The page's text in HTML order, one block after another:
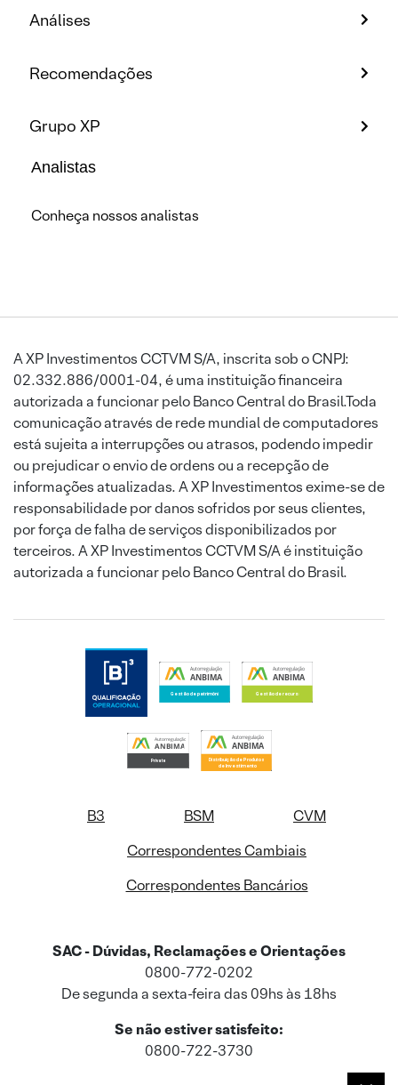
Análises
Recomendações
Grupo XP
Analistas
Conheça nossos analistas
A XP Investimentos CCTVM S/A, inscrita sob o CNPJ:
02.332.886/0001-04, é uma instituição financeira
autorizada a funcionar pelo Banco Central do Brasil.Toda
comunicação através de rede mundial de computadores
está sujeita a interrupções ou atrasos, podendo impedir
ou prejudicar o envio de ordens ou a recepção de
informações atualizadas. A XP Investimentos exime-se de
responsabilidade por danos sofridos por seus clientes,
por força de falha de serviços disponibilizados por
terceiros. A XP Investimentos CCTVM S/A é instituição
autorizada a funcionar pelo Banco Central do Brasil.
B3 BSM
CVM
Correspondentes Cambiais
Correspondentes Bancários
SAC - Dúvidas, Reclamações e Orientações
0800-772-0202
De segunda a sexta-feira das 09hs às 18hs
Se não estiver satisfeito:
0800-722-3730